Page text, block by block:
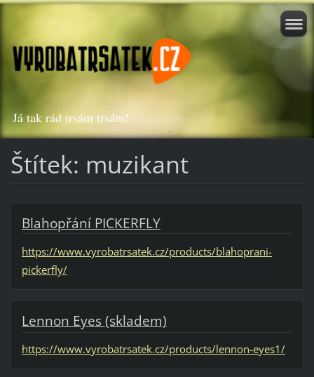
Já tak rád trsám trsám!
Štítek: muzikant
Blahopřání PICKERFLY
https://www.vyrobatrsatek.cz/products/blahoprani-
pickerfly/
Lennon Eyes (skladem)
https://www.vyrobatrsatek.cz/products/lennon-eyes1/